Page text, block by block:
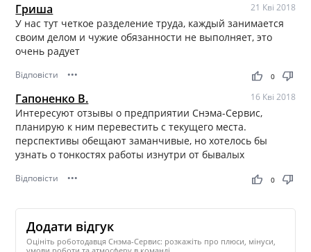
Гриша 21 Кві 2018
У нас тут четкое разделение труда, каждый занимается
своим делом и чужие обязанности не выполняет, это
очень радует
Відповісти ••• thumb_up thumb_down
0
Гапоненко В. 16 Кві 2018
Интересуют отзывы о предприятии Снэма-Сервис,
планирую к ним перевестить с текущего места.
перспективы обещают заманчивые, но хотелось бы
узнать о тонкостях работы изнутри от бывалых
Відповісти ••• thumb_up thumb_down
0
Додати відгук
Оцініть роботодавця Снэма-Сервис: розкажіть про плюси, мінуси,